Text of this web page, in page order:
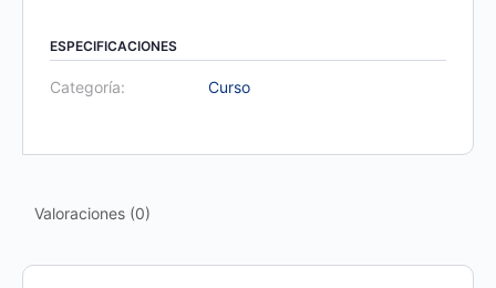
ESPECIFICACIONES
Categoría: Curso
Valoraciones (0)